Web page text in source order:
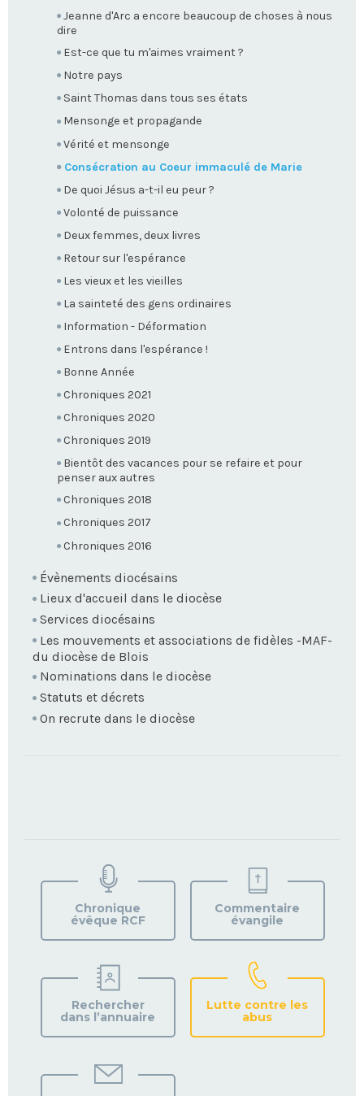
Jeanne d'Arc a encore beaucoup de choses à nous
dire
Est-ce que tu m'aimes vraiment ?
Notre pays
Saint Thomas dans tous ses états
Mensonge et propagande
Vérité et mensonge
Consécration au Coeur immaculé de Marie
De quoi Jésus a-t-il eu peur ?
Volonté de puissance
Deux femmes, deux livres
Retour sur l'espérance
Les vieux et les vieilles
La sainteté des gens ordinaires
Information - Déformation
Entrons dans l'espérance !
Bonne Année
Chroniques 2021
Chroniques 2020
Chroniques 2019
Bientôt des vacances pour se refaire et pour
penser aux autres
Chroniques 2018
Chroniques 2017
Chroniques 2016
Évènements diocésains
Lieux d'accueil dans le diocèse
Services diocésains
Les mouvements et associations de fidèles -MAF-
du diocèse de Blois
Nominations dans le diocèse
Statuts et décrets
On recrute dans le diocèse
VOTRE
PAROISSE
Chronique
évêque RCF
Commentaire
évangile
Rechercher
dans l’annuaire
Lutte contre les
abus